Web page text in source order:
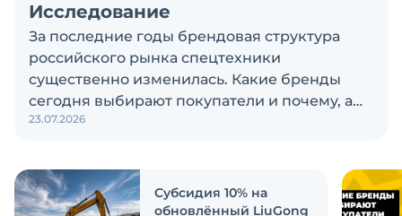
Исследование
За последние годы брендовая структура
российского рынка спецтехники
существенно изменилась. Какие бренды
сегодня выбирают покупатели и почему, а
также кого считают лидерами рынка?
ответить на эти вопросы
23.07.2026
Субсидия 10% на
обновлённый LiuGong